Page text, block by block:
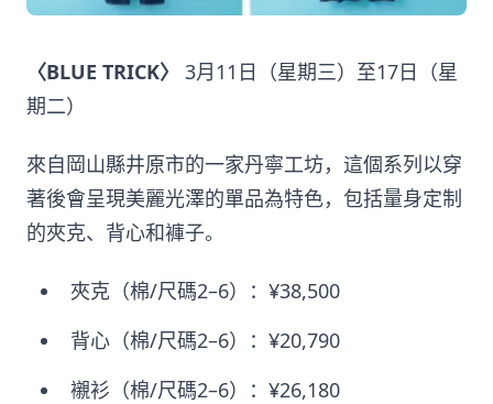
〈BLUE TRICK〉
3月11日（星期三）至17日（星
期二）
來自岡山縣井原市的一家丹寧工坊，這個系列以穿
著後會呈現美麗光澤的單品為特色，包括量身定制
的夾克、背心和褲子。
夾克（棉/尺碼2–6）：¥38,500
背心（棉/尺碼2–6）：¥20,790
襯衫（棉/尺碼2–6）：¥26,180